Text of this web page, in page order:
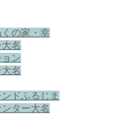
の家・幸
名
ン
名
ドふるじま
ター大名